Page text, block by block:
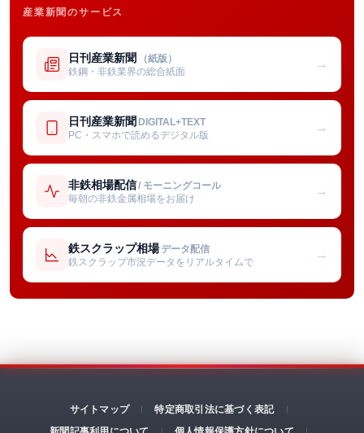
産業新聞のサービス
日刊産業新聞 （紙版）
鉄鋼・非鉄業界の総合紙面
→
日刊産業新聞 DIGITAL+TEXT
PC・スマホで読めるデジタル版
→
非鉄相場配信/ モーニングコール
毎朝の非鉄金属相場をお届け
→
鉄スクラップ相場 データ配信
鉄スクラップ市況データをリアルタイムで
→
サイトマップ
特定商取引法に基づく表記